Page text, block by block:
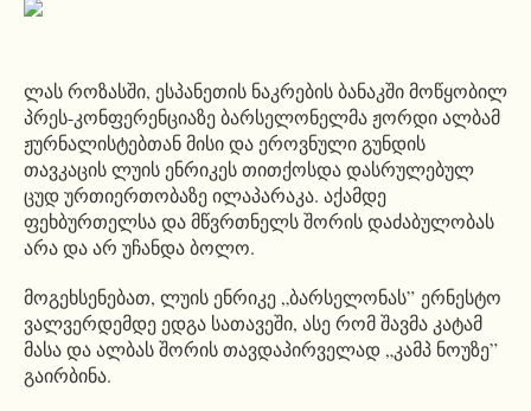
ლას როზასში, ესპანეთის ნაკრების ბანაკში მოწყობილ
პრეს-კონფერენციაზე ბარსელონელმა ჟორდი ალბამ
ჟურნალისტებთან მისი და ეროვნული გუნდის
თავკაცის ლუის ენრიკეს თითქოსდა დასრულებულ
ცუდ ურთიერთობაზე ილაპარაკა. აქამდე
ფეხბურთელსა და მწვრთნელს შორის დაძაბულობას
არა და არ უჩანდა ბოლო.
მოგეხსენებათ, ლუის ენრიკე „ბარსელონას” ერნესტო
ვალვერდემდე ედგა სათავეში, ასე რომ შავმა კატამ
მასა და ალბას შორის თავდაპირველად „კამპ ნოუზე”
გაირბინა.